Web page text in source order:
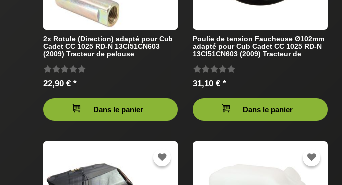
2x Rotule (Direction) adapté pour Cub
Cadet CC 1025 RD-N 13CI51CN603
(2009) Tracteur de pelouse
22,90 € *
Dans le panier
Poulie de tension Faucheuse Ø102mm
adapté pour Cub Cadet CC 1025 RD-N
13CI51CN603 (2009) Tracteur de
31,10 € *
Dans le panier